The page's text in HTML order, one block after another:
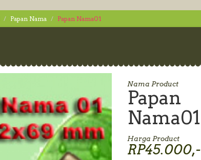
Papan Nama Papan Nama01
Nama Product
Papan
Nama01
Harga Product
RP45.000,-